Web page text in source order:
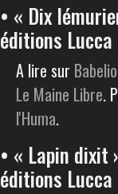
• « Dix
éditions
A lire sur Babelio
Le Maine Libre.
l'Huma.
• « Lapin dixit
éditions